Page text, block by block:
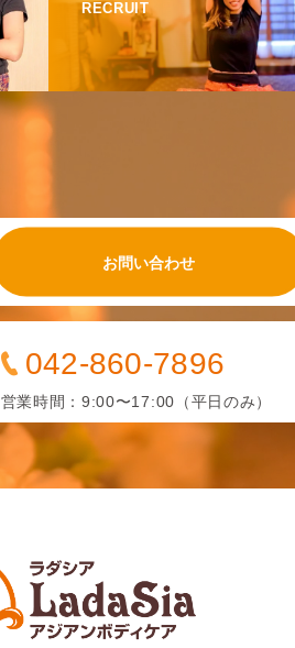
RECRUIT
お問い合わせ
042-860-7896
営業時間：9:00〜17:00（平日のみ）